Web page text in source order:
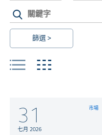
篩選 >
31
七月 2026
市場